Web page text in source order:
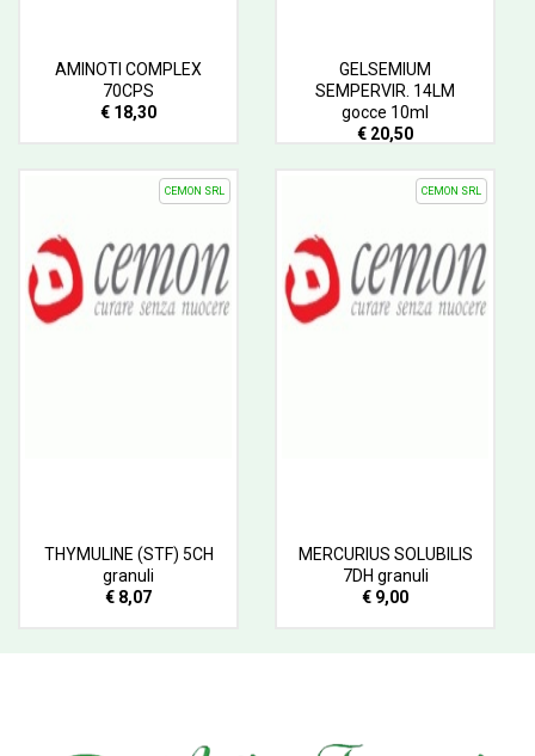
AMINOTI COMPLEX
70CPS
€ 18,30
GELSEMIUM
SEMPERVIR. 14LM
gocce 10ml
€ 20,50
CEMON SRL
THYMULINE (STF) 5CH
granuli
€ 8,07
CEMON SRL
MERCURIUS SOLUBILIS
7DH granuli
€ 9,00